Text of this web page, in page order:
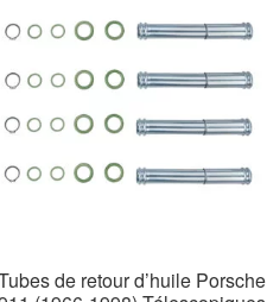
de retour d’huile Porsche